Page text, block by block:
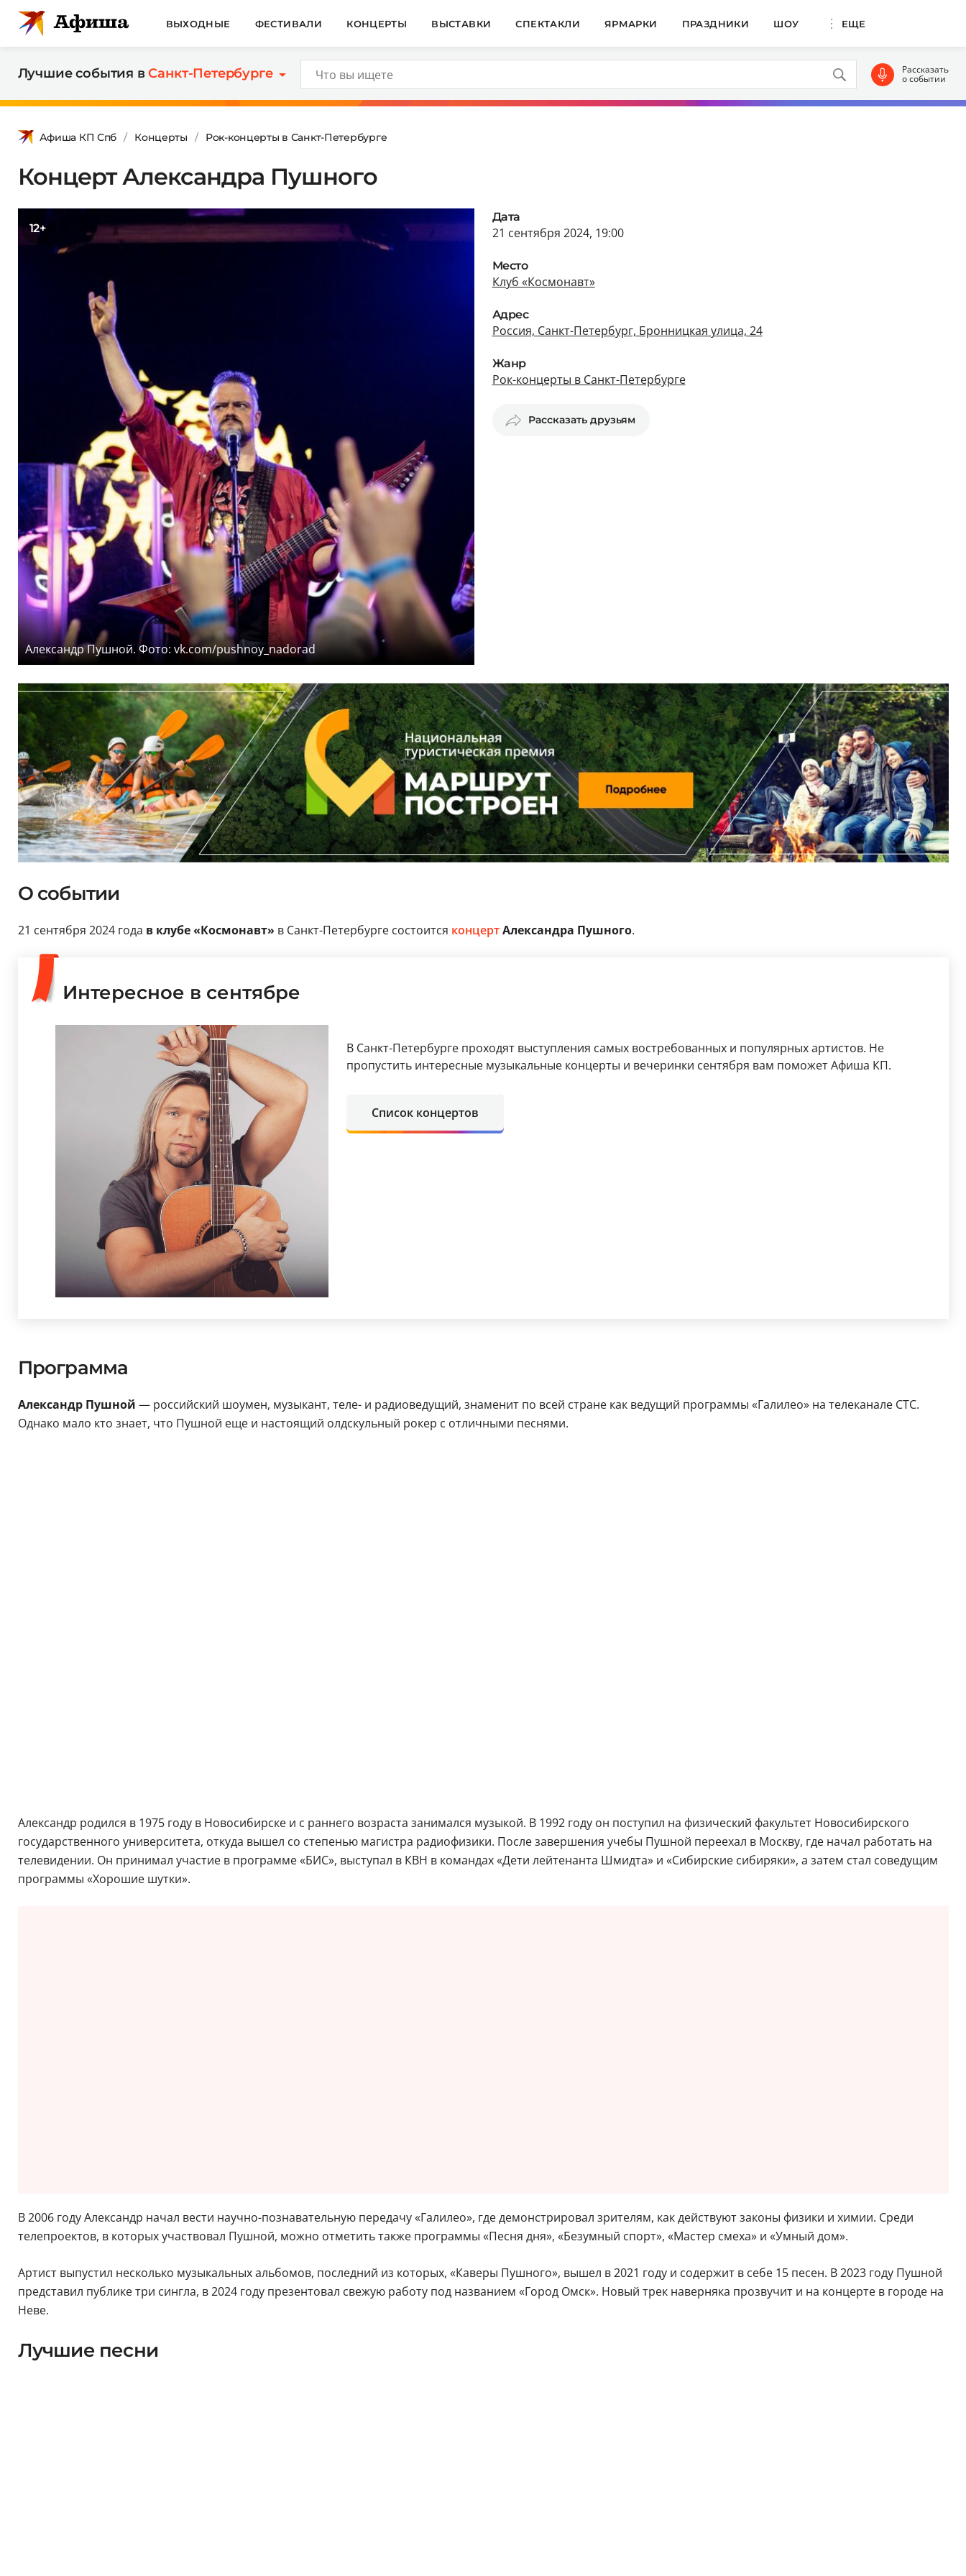
ВЫХОДНЫЕ ФЕСТИВАЛИ КОНЦЕРТЫ ВЫСТАВКИ СПЕКТАКЛИ ЯРМАРКИ ПРАЗДНИКИ ШОУ ЕЩЕ
Лучшие события вСанкт-Петербурге Рассказать
о событии
Афиша КП Спб Концерты Рок-концерты в Санкт-Петербурге
Концерт Александра Пушного
12+
Александр Пушной. Фото: vk.com/pushnoy_nadorad
Дата
21 сентября 2024, 19:00
Место
Клуб «Космонавт»
Адрес
Россия, Санкт-Петербург, Бронницкая улица, 24
Жанр
Рок-концерты в Санкт-Петербурге
Рассказать друзьям
О событии
21 сентября 2024 года в клубе «Космонавт» в Санкт-Петербурге состоится концертАлександра Пушного.
Интересное в сентябре
В Санкт-Петербурге проходят выступления самых востребованных и популярных артистов. Не
пропустить интересные музыкальные концерты и вечеринки сентября вам поможет Афиша КП.
Список концертов
Программа
Александр Пушной — российский шоумен, музыкант, теле- и радиоведущий, знаменит по всей стране как ведущий программы «Галилео» на телеканале СТС.
Однако мало кто знает, что Пушной еще и настоящий олдскульный рокер с отличными песнями.
Александр родился в 1975 году в Новосибирске и с раннего возраста занимался музыкой. В 1992 году он поступил на физический факультет Новосибирского
государственного университета, откуда вышел со степенью магистра радиофизики. После завершения учебы Пушной переехал в Москву, где начал работать на
телевидении. Он принимал участие в программе «БИС», выступал в КВН в командах «Дети лейтенанта Шмидта» и «Сибирские сибиряки», а затем стал соведущим
программы «Хорошие шутки».
В 2006 году Александр начал вести научно-познавательную передачу «Галилео», где демонстрировал зрителям, как действуют законы физики и химии. Среди
телепроектов, в которых участвовал Пушной, можно отметить также программы «Песня дня», «Безумный спорт», «Мастер смеха» и «Умный дом».
Артист выпустил несколько музыкальных альбомов, последний из которых, «Каверы Пушного», вышел в 2021 году и содержит в себе 15 песен. В 2023 году Пушной
представил публике три сингла, в 2024 году презентовал свежую работу под названием «Город Омск». Новый трек наверняка прозвучит и на концерте в городе на
Неве.
Лучшие песни